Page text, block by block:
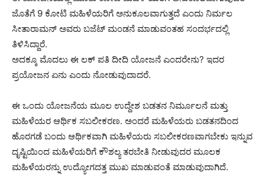
ಜೊತೆಗೆ 9 ಕೋಟಿ ಮಹಿಳೆಯರಿಗೆ ಅನುಕೂಲವಾಗುತ್ತದೆ ಎಂದು ನಿರ್ಮಲ
ಸೀತಾರಾಮನ್ ಅವರು ಬಜೆಟ್ ಮಂಡನೆ ಮಾಡುವಂತಹ ಸಂದರ್ಭದಲ್ಲಿ
ತಿಳಿಸಿದ್ದಾರೆ.
ಅದಕ್ಕೂ ಮೊದಲು ಈ ಲಕ್ ಪತಿ ದೀದಿ ಯೋಜನೆ ಎಂದರೇನು? ಇದರ
ಪ್ರಯೋಜನ ಏನು ಎಂದು ನೋಡುವುದಾದರೆ.
ಈ ಒಂದು ಯೋಜನೆಯ ಮೂಲ ಉದ್ದೇಶ ಬಡತನ ನಿರ್ಮೂಲನೆ ಮತ್ತು
ಮಹಿಳೆಯರ ಆರ್ಥಿಕ ಸಬಲೀಕರಣ. ಅಂದರೆ ಮಹಿಳೆಯರು ಬಡತನದಿಂದ
ಹೊರಗಡೆ ಬಂದು ಆರ್ಥಿಕವಾಗಿ ಮಹಿಳೆಯರು ಸಬಲೀಕರಣವಾಗಬೇಕು ಇನ್ನುವ
ದೃಷ್ಟಿಯಿಂದ ಮಹಿಳೆಯರಿಗೆ ಕೌಶಲ್ಯ ತರಬೇತಿ ನೀಡುವುದರ ಮೂಲಕ
ಮಹಿಳೆಯರನ್ನು ಉದ್ಯೋಗದತ್ತ ಮುಖ ಮಾಡುವಂತೆ ಮಾಡುವುದಾಗಿದೆ.